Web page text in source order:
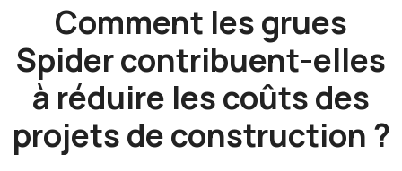
Comment les grues
Spider contribuent-elles
à réduire les coûts des
projets de construction ?